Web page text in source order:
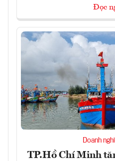
Đọc
Doanh
TP.Hồ Chí Minh